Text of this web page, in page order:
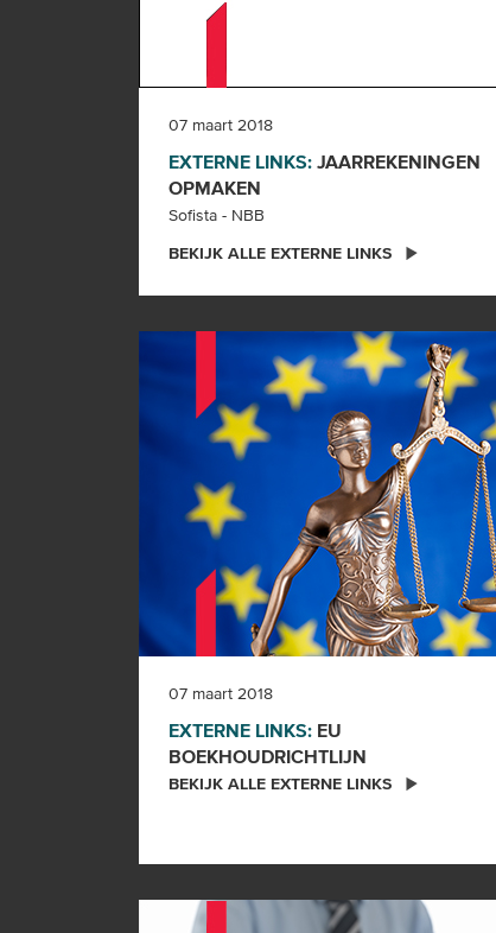
07 maart 2018
EXTERNE LINKS:JAARREKENINGEN
OPMAKEN
Sofista - NBB
BEKIJK ALLE EXTERNE LINKS
07 maart 2018
EXTERNE LINKS: EU
BOEKHOUDRICHTLIJN
BEKIJK ALLE EXTERNE LINKS